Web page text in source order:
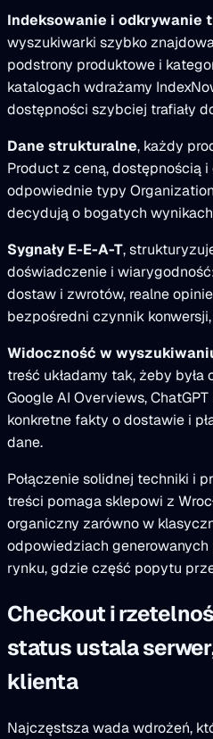
Indeksowanie i odkrywanie
wyszukiwarki szybko
podstrony produktowe i
katalogach wdrażamy
dostępności szybciej trafiały
Dane strukturalne, każdy
Product z ceną, dostępnością i
odpowiednie typy
decydują o bogatych
Sygnały E-E-A-T,
doświadczenie i
dostaw i zwrotów, realne
bezpośredni czynnik
Widoczność w
treść układamy tak, żeby
Google AI Overviews,
konkretne fakty o dostawie i
dane.
Połączenie solidnej techniki i
treści pomaga sklepowi z
organiczny zarówno w
odpowiedziach generowanych
rynku, gdzie część popytu
Checkout i
status ustala
klienta
Najczęstsza wada wdrożeń,